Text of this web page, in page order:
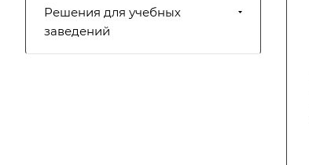
Решения для учебных
заведений